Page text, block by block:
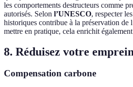
les comportements destructeurs comme
autorisés. Selon l’UNESCO, respecter
historiques contribue à la préservation de
mettre en pratique, cela enrichit
8. Réduisez votre
Compensation carbone